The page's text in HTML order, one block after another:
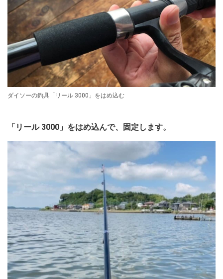
ダイソーの釣具「リール 3000」をはめ込む
「リール 3000」をはめ込んで、固定します。